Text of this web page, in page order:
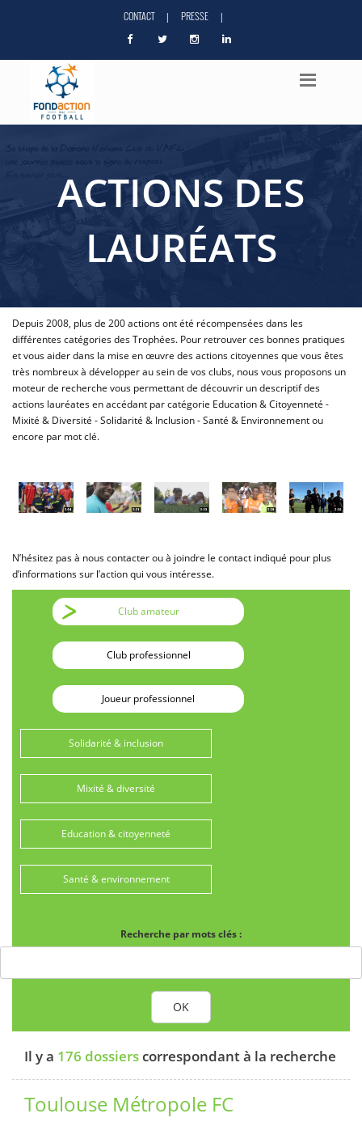
CONTACT | PRESSE |
ACTIONS DES
LAURÉATS
Depuis 2008, plus de 200 actions ont été récompensées dans les
différentes catégories des Trophées. Pour retrouver ces bonnes pratiques
et vous aider dans la mise en œuvre des actions citoyennes que vous êtes
très nombreux à développer au sein de vos clubs, nous vous proposons un
moteur de recherche vous permettant de découvrir un descriptif des
actions lauréates en accédant par catégorie Education & Citoyenneté -
Mixité & Diversité - Solidarité & Inclusion - Santé & Environnement ou
encore par mot clé.
N’hésitez pas à nous contacter ou à joindre le contact indiqué pour plus
d’informations sur l’action qui vous intéresse.
Club amateur
Club professionnel
Joueur professionnel
Solidarité & inclusion
Mixité & diversité
Education & citoyenneté
Santé & environnement
Recherche par mots clés :
OK
Il y a 176 dossierscorrespondant à la recherche
Toulouse Métropole FC